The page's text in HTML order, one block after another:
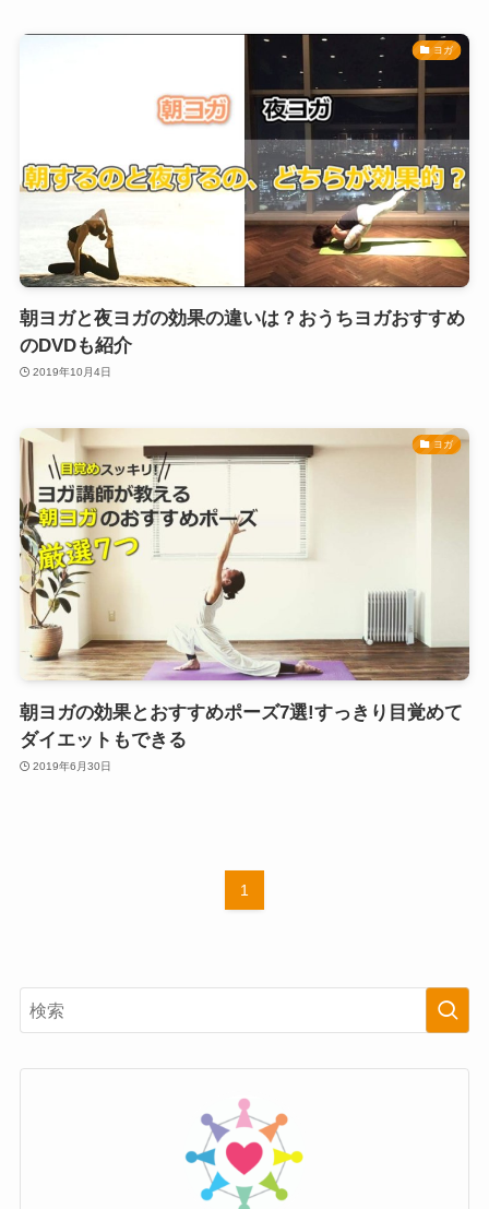
ヨガ
朝ヨガと夜ヨガの効果の違いは？おうちヨガおすすめ
のDVDも紹介
2019年10月4日
ヨガ
朝ヨガの効果とおすすめポーズ7選!すっきり目覚めて
ダイエットもできる
2019年6月30日
1